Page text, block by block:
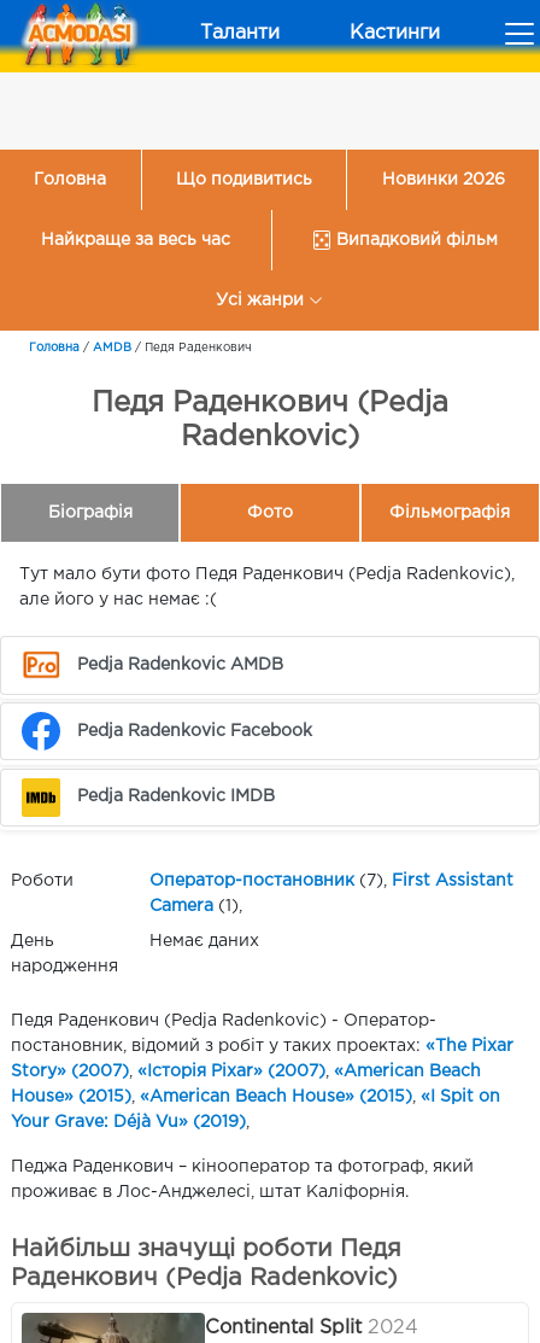
Таланти Кастинги
Головна Що подивитись Новинки 2026
Найкраще за весь час Випадковий фільм
Усі жанри
Головна / AMDB / Педя Раденкович
Педя Раденкович (Pedja
Radenkovic)
Біографія Фото Фільмографія
Тут мало бути фото Педя Раденкович (Pedja Radenkovic),
але його у нас немає :(
Pedja Radenkovic AMDB
Pedja Radenkovic Facebook
Pedja Radenkovic IMDB
Роботи Оператор-постановник (7),
First Assistant
Camera (1),
День
народження
Немає даних
Педя Раденкович (Pedja Radenkovic) - Оператор-
постановник, відомий з робіт у таких проектах: «The Pixar
Story» (2007) «Історія Pixar» (2007) «American Beach
House» (2015) «American Beach House» (2015) «I Spit on
Your Grave: Déjà Vu» (2019)
Педжа Раденкович – кінооператор та фотограф, який
проживає в Лос-Анджелесі, штат Каліфорнія.
Найбільш значущі роботи Педя
Раденкович (Pedja Radenkovic)
Continental Split 2024